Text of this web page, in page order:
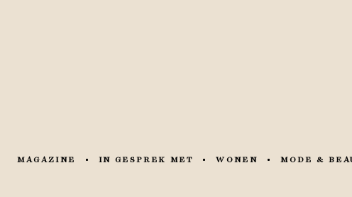
MAGAZINE IN GESPREK MET WONEN MODE &